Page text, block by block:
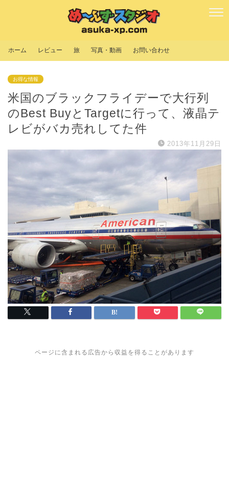
ホーム レビュー 旅 写真・動画 お問い合わせ
お得な情報
米国のブラックフライデーで大行列
のBest BuyとTargetに行って、液晶テ
レビがバカ売れしてた件
2013年11月29日
ページに含まれる広告から収益を得ることがあります